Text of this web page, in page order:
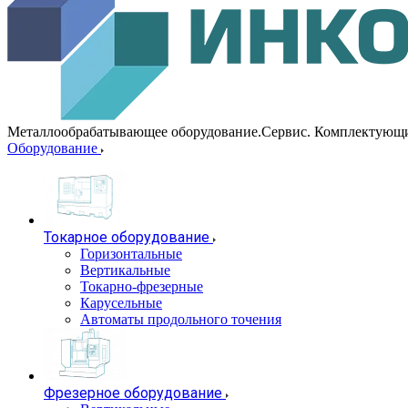
Металлообрабатывающее оборудование.Сервис.
Оборудование
Токарное оборудование
Горизонтальные
Вертикальные
Токарно-фрезерные
Карусельные
Автоматы продольного точения
Фрезерное оборудование